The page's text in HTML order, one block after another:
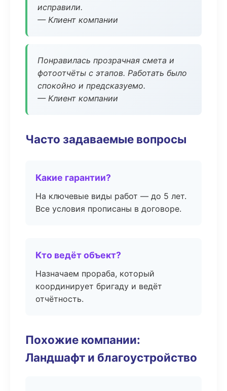
исправили.
— Клиент компании
Понравилась прозрачная смета и
фотоотчёты с этапов. Работать было
спокойно и предсказуемо.
— Клиент компании
Часто задаваемые вопросы
Какие гарантии?
На ключевые виды работ — до 5 лет.
Все условия прописаны в договоре.
Кто ведёт объект?
Назначаем прораба, который
координирует бригаду и ведёт
отчётность.
Похожие компании:
Ландшафт и благоустройство